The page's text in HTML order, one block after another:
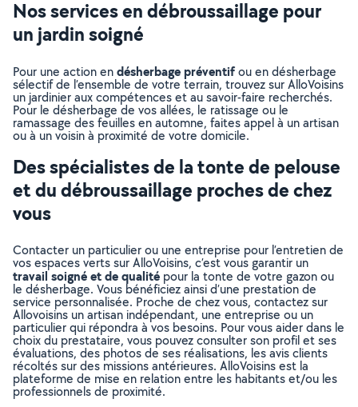
Nos services en débroussaillage pour
un jardin soigné
Pour une action endésherbage préventifou en désherbage
sélectif de l’ensemble de votre terrain, trouvez sur AlloVoisins
un jardinier aux compétences et au savoir-faire recherchés.
Pour le désherbage de vos allées, le ratissage ou le
ramassage des feuilles en automne, faites appel à un artisan
ou à un voisin à proximité de votre domicile.
Des spécialistes de la tonte de pelouse
et du débroussaillage proches de chez
vous
Contacter un particulier ou une entreprise pour l’entretien de
vos espaces verts sur AlloVoisins, c’est vous garantir un
travail soigné et de qualité pour la tonte de votre gazon ou
le désherbage. Vous bénéficiez ainsi d’une prestation de
service personnalisée. Proche de chez vous, contactez sur
Allovoisins un artisan indépendant, une entreprise ou un
particulier qui répondra à vos besoins. Pour vous aider dans le
choix du prestataire, vous pouvez consulter son profil et ses
évaluations, des photos de ses réalisations, les avis clients
récoltés sur des missions antérieures. AlloVoisins est la
plateforme de mise en relation entre les habitants et/ou les
professionnels de proximité.